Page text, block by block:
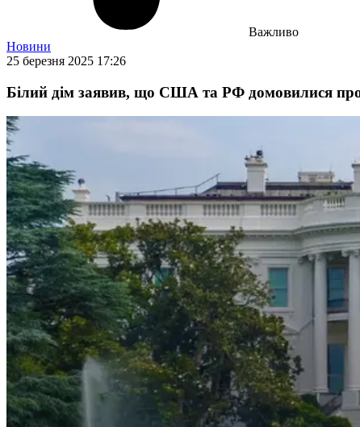
Важливо
Новини
25 березня 2025 17:26
Білий дім заявив, що США та РФ домовилися про